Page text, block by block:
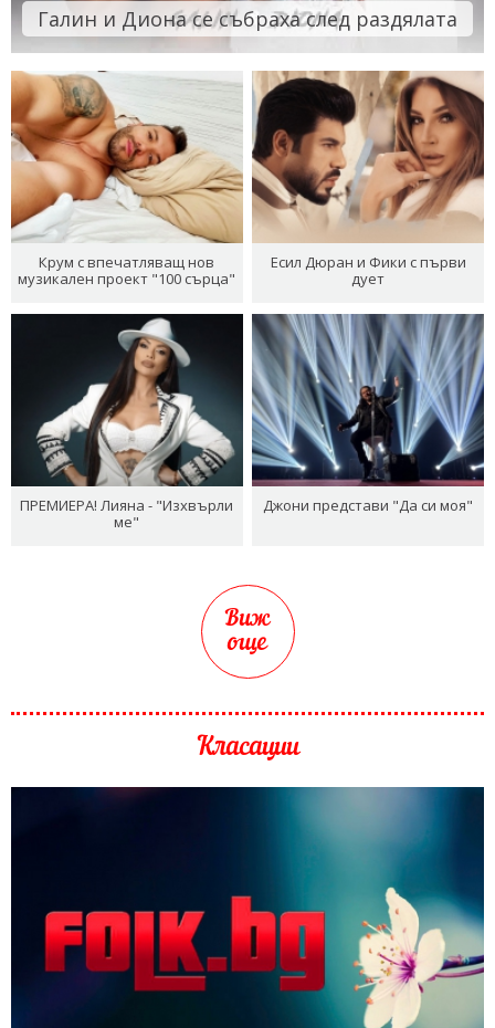
Галин и Диона се събраха след раздялата
Крум с впечатляващ нов
музикален проект "100 сърца"
Есил Дюран и Фики с първи
дует
ПРЕМИЕРА! Лияна - "Изхвърли
ме"
Джони представи "Да си моя"
Виж
още
Класации